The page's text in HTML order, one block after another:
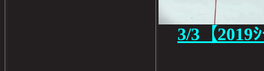
3/3【2019